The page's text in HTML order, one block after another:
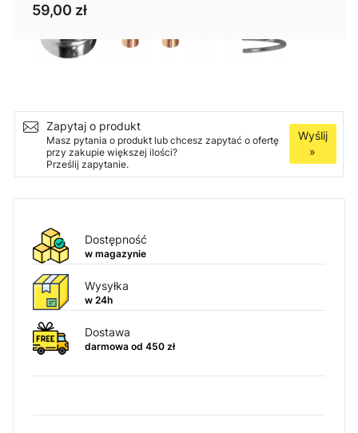
59,00 zł
Zapytaj o produkt
Masz pytania o produkt lub chcesz zapytać o ofertę
przy zakupie większej ilości?
Prześlij zapytanie.
Wyślij
»
Dostępność
w magazynie
Wysyłka
w 24h
Dostawa
darmowa od 450 zł